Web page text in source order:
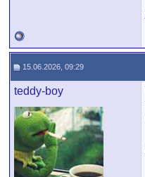
15.06.2026, 09:29
teddy-boy